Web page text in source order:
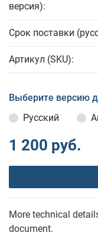
версия):
Срок поставки
Артикул (SKU):
Выберите версию
Русский
1 200 руб.
More technical
document.